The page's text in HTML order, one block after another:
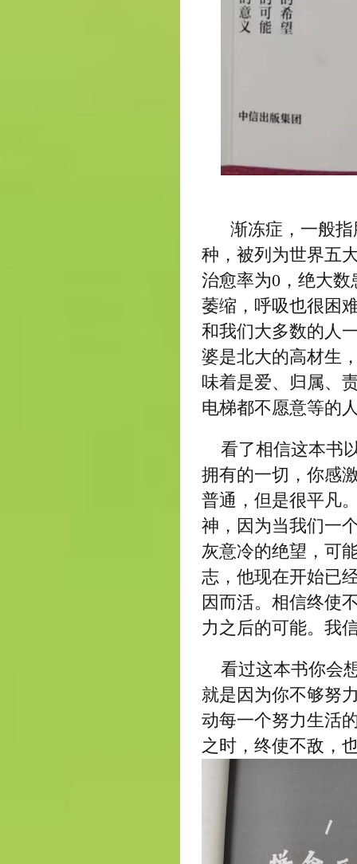
渐冻症，一般
种，被列为世界五
治愈率为0，绝大
萎缩，呼吸也很困
和我们大多数的人
婆是北大的高材生
味着是爱、归属、
电梯都不愿意等的
看了相信这本书
拥有的一切，你感
普通，但是很平凡
神，因为当我们一
灰意冷的绝望，可
志，他现在开始已
因而活。相信终使
力之后的可能。我
看过这本书你会
就是因为你不够努
动每一个努力生活
之时，终使不敌，